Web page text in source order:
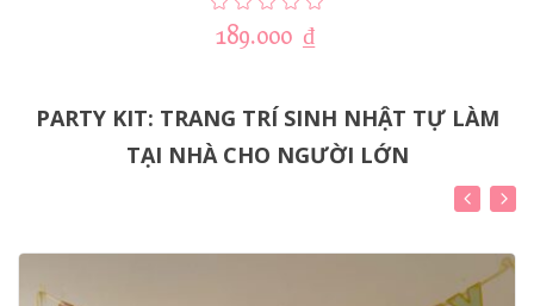
189.000 ₫
PARTY KIT: TRANG TRÍ SINH NHẬT TỰ LÀM
TẠI NHÀ CHO NGƯỜI LỚN